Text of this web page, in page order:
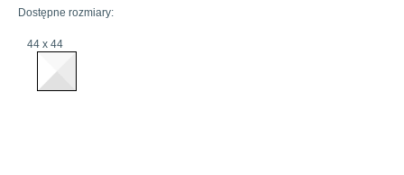
Dostępne rozmiary:
44 x 44